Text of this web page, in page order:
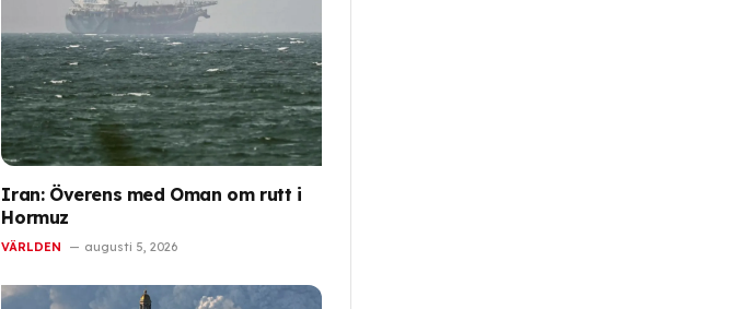
Iran: Överens med Oman om rutt i
Hormuz
VÄRLDEN augusti 5, 2026